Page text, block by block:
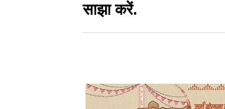
साझा करें.